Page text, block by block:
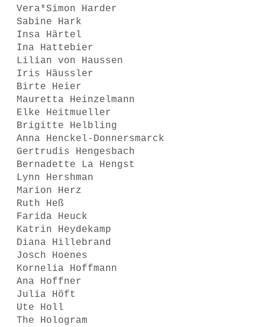
Vera*Simon Harder
Sabine Hark
Insa Härtel
Ina Hattebier
Lilian von Haussen
Iris Häussler
Birte Heier
Mauretta Heinzelmann
Elke Heitmueller
Brigitte Helbling
Anna Henckel-Donnersmarck
Gertrudis Hengesbach
Bernadette La Hengst
Lynn Hershman
Marion Herz
Ruth Heß
Farida Heuck
Katrin Heydekamp
Diana Hillebrand
Josch Hoenes
Kornelia Hoffmann
Ana Hoffner
Julia Höft
Ute Holl
The Hologram